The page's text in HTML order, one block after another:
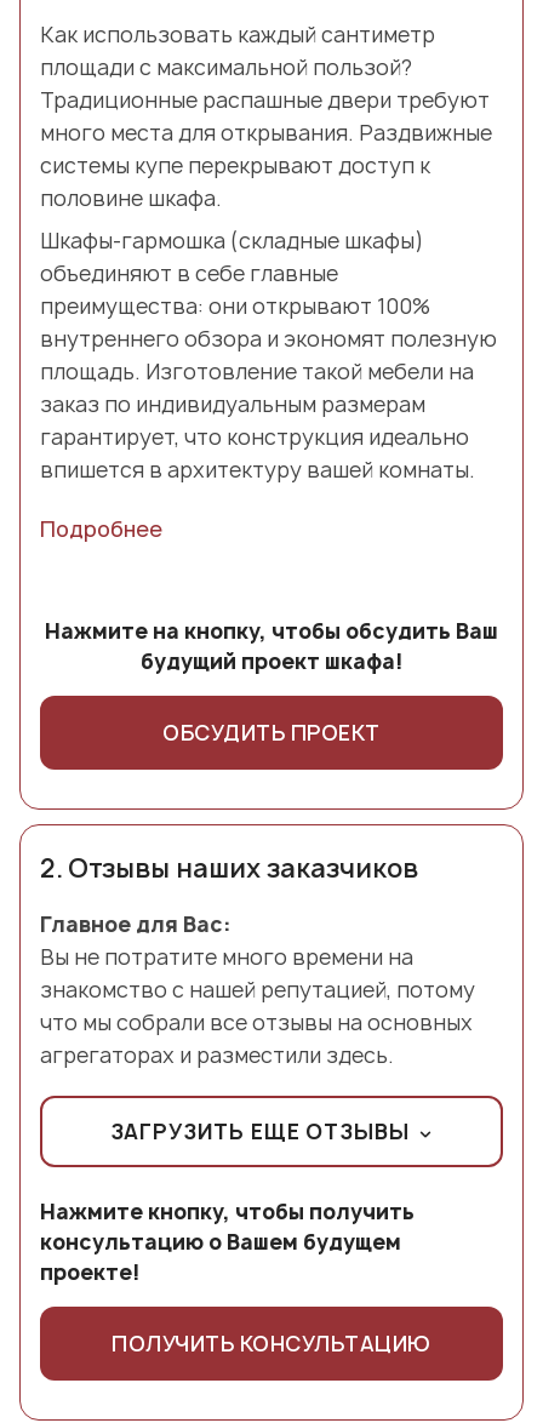
Как использовать каждый сантиметр
площади с максимальной пользой?
Традиционные распашные двери требуют
много места для открывания. Раздвижные
системы купе перекрывают доступ к
половине шкафа.
Шкафы-гармошка (складные шкафы)
объединяют в себе главные
преимущества: они открывают 100%
внутреннего обзора и экономят полезную
площадь. Изготовление такой мебели на
заказ по индивидуальным размерам
гарантирует, что конструкция идеально
впишется в архитектуру вашей комнаты.
Подробнее
Нажмите на кнопку, чтобы обсудить Ваш
будущий проект шкафа!
ОБСУДИТЬ ПРОЕКТ
2. Отзывы наших заказчиков
Главное для Вас:
Вы не потратите много времени на
знакомство с нашей репутацией, потому
что мы собрали все отзывы на основных
агрегаторах и разместили здесь.
ЗАГРУЗИТЬ ЕЩЕ ОТЗЫВЫ
Нажмите кнопку, чтобы получить
консультацию о Вашем будущем
проекте!
ПОЛУЧИТЬ КОНСУЛЬТАЦИЮ